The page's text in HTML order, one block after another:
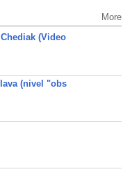
More
(Video
(nivel "obs